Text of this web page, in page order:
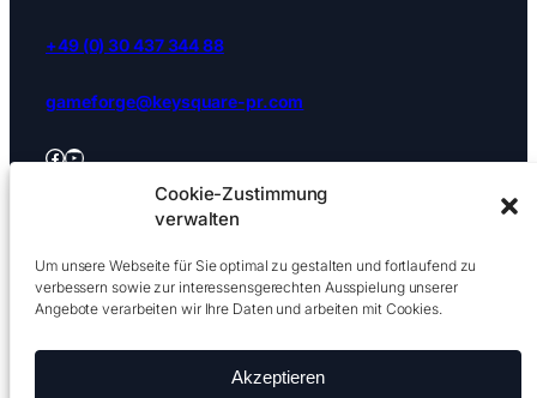
Cookie-Zustimmung
verwalten
Um unsere Webseite für Sie optimal zu gestalten und fortlaufend zu
verbessern sowie zur interessensgerechten Ausspielung unserer
Angebote verarbeiten wir Ihre Daten und arbeiten mit Cookies.
Akzeptieren
+49 (0) 30 437 344 88
gameforge@keysquare-pr.com
Facebook
YouTube
Datenschutz| Cookies
Copyright @keysquare 2026